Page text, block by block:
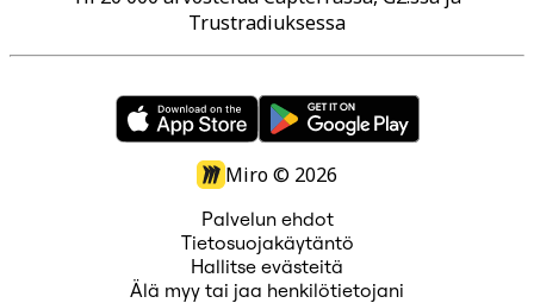
Trustradiuksessa
Miro © 2026
Palvelun ehdot
Tietosuojakäytäntö
Hallitse evästeitä
Älä myy tai jaa henkilötietojani